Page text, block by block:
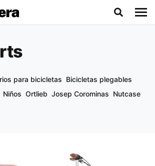
para bicicletas Bicicletas plegables
Niños Ortlieb Josep Corominas Nutcase